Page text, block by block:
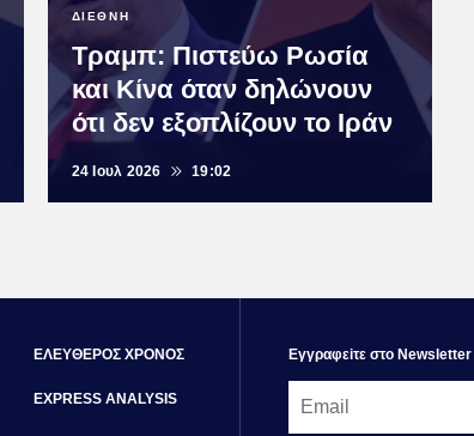
ΔΙΕΘΝΗ
Τραμπ: Πιστεύω Ρωσία
και Κίνα όταν δηλώνουν
ότι δεν εξοπλίζουν το Ιράν
24 Ιουλ 2026 19:02
ΕΛΕΥΘΕΡΟΣ ΧΡΟΝΟΣ
EXPRESS ANALYSIS
Εγγραφεiτε στο Newsletter